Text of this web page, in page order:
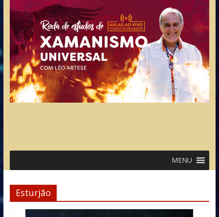
MENU
Esturjão